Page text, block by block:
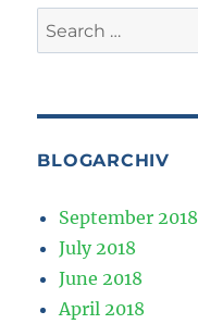
Search
for:
BLOGARCHIV
September 2018
July 2018
June 2018
April 2018